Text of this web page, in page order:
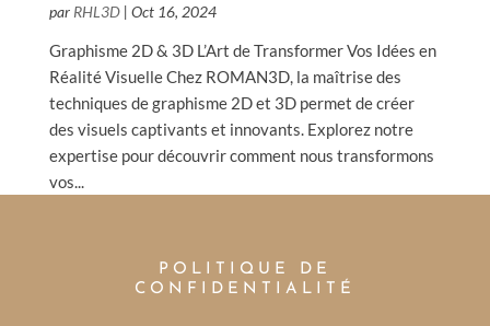
par RHL3D| Oct 16, 2024
Graphisme 2D & 3D L’Art de Transformer Vos Idées en
Réalité Visuelle Chez ROMAN3D, la maîtrise des
techniques de graphisme 2D et 3D permet de créer
des visuels captivants et innovants. Explorez notre
expertise pour découvrir comment nous transformons
vos...
POLITIQUE DE
CONFIDENTIALITÉ